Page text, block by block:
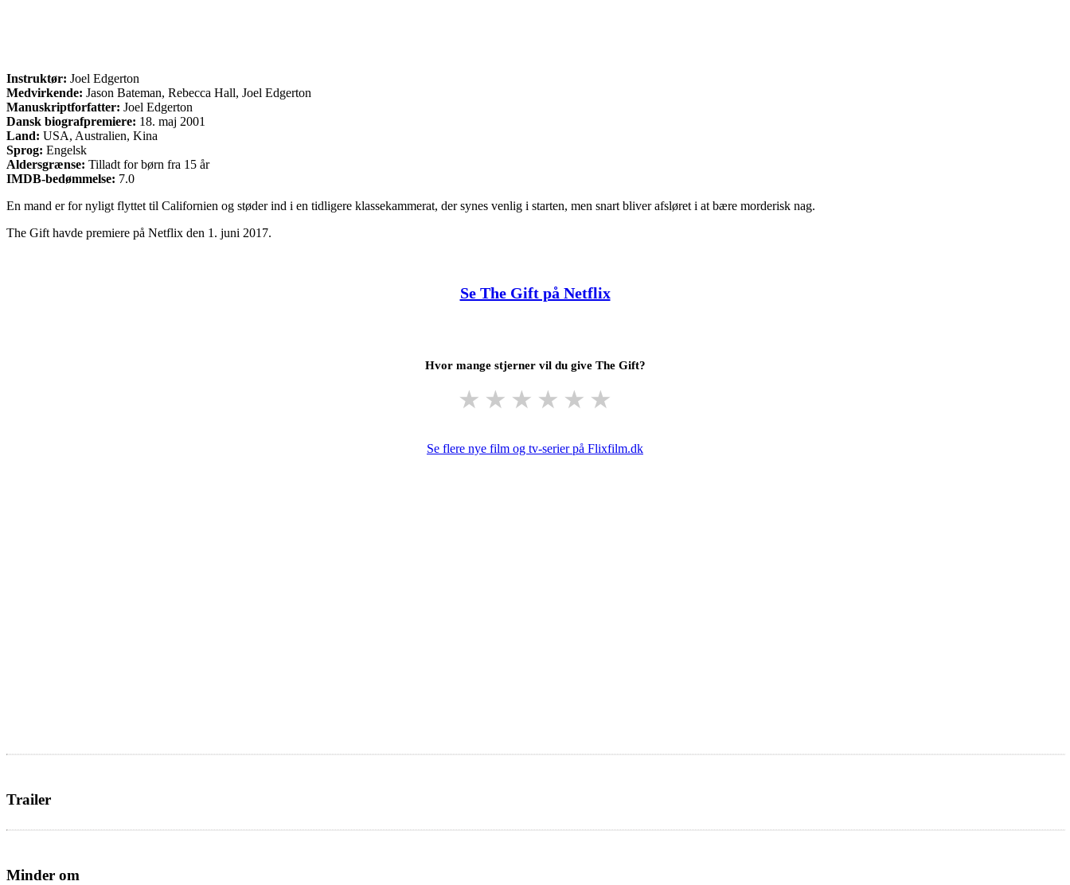
Instruktør: Joel Edgerton
Medvirkende: Jason Bateman, Rebecca Hall, Joel Edgerton
Manuskriptforfatter: Joel Edgerton
Dansk biografpremiere: 18. maj 2001
Land: USA, Australien, Kina
Sprog: Engelsk
Aldersgrænse: Tilladt for børn fra 15 år
IMDB-bedømmelse: 7.0
En mand er for nyligt flyttet til Californien og støder ind i en tidligere klassekammerat, der synes venlig i starten, men snart bliver afsløret i at bære morderisk nag.
The Gift havde premiere på Netflix den 1. juni 2017.
Se The Gift på Netflix
Hvor mange stjerner vil du give The Gift?
★ ★ ★ ★ ★ ★
Se flere nye film og tv-serier på Flixfilm.dk
Trailer
Minder om